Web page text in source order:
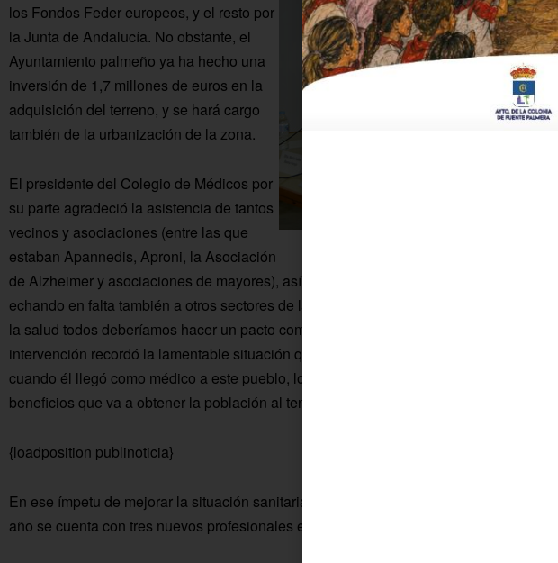
los Fondos Feder europeos, y el resto por
la Junta de Andalucía. No obstante, el
Ayuntamiento palmeño ya ha hecho una
inversión de 1,7 millones de euros en la
adquisición del terreno, y se hará cargo
también de la urbanización de la zona.
El presidente del Colegio de Médicos por
su parte agradeció la asistencia de tantos
vecinos y asociaciones (entre las que
estaban Apannedis, Aproni, la Asociación
de Alzheimer y asociaciones de mayores), así como representantes políticos de otros
echando en falta también a otros sectores de la sociedad colona, ya que “en un tema
la salud todos deberíamos hacer un pacto común y dejar ideologías de lado”, se
intervención recordó la lamentable situación que tenía La Colonia sanitariamente
cuando él llegó como médico a este pueblo, los cambios y mejoras que se han
beneficios que va a obtener la población al tener un hospital comarcal tan cerca.
{loadposition publinoticia}
En ese ímpetu de mejorar la situación sanitaria de la Junta de Andalucía, Bernabé
año se cuenta con tres nuevos profesionales en el centro colono, un médico, un